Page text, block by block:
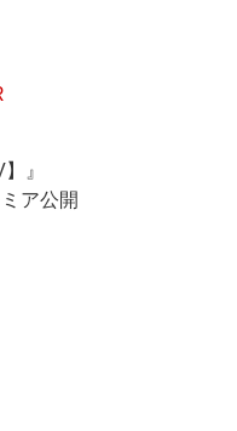
』
ア公開